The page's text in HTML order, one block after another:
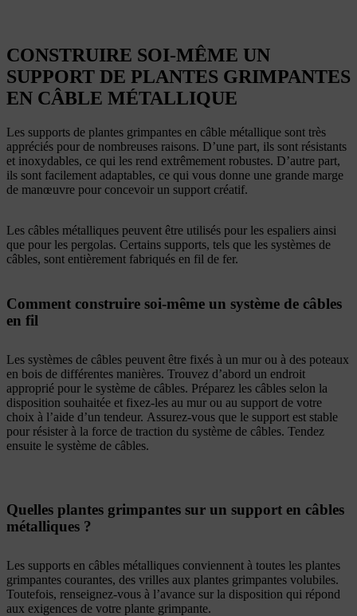
CONSTRUIRE SOI-MÊME UN
SUPPORT DE PLANTES GRIMPANTES
EN CÂBLE MÉTALLIQUE
Les supports de plantes grimpantes en câble métallique sont très
appréciés pour de nombreuses raisons. D’une part, ils sont résistants
et inoxydables, ce qui les rend extrêmement robustes. D’autre part,
ils sont facilement adaptables, ce qui vous donne une grande marge
de manœuvre pour concevoir un support créatif.
Les câbles métalliques peuvent être utilisés pour les espaliers ainsi
que pour les pergolas. Certains supports, tels que les systèmes de
câbles, sont entièrement fabriqués en fil de fer.
Comment construire soi-même un système de câbles
en fil
Les systèmes de câbles peuvent être fixés à un mur ou à des poteaux
en bois de différentes manières. Trouvez d’abord un endroit
approprié pour le système de câbles. Préparez les câbles selon la
disposition souhaitée et fixez-les au mur ou au support de votre
choix à l’aide d’un tendeur. Assurez-vous que le support est stable
pour résister à la force de traction du système de câbles. Tendez
ensuite le système de câbles.
Quelles plantes grimpantes sur un support en câbles
métalliques ?
Les supports en câbles métalliques conviennent à toutes les plantes
grimpantes courantes, des vrilles aux plantes grimpantes volubiles.
Toutefois, renseignez-vous à l’avance sur la disposition qui répond
aux exigences de votre plante grimpante.